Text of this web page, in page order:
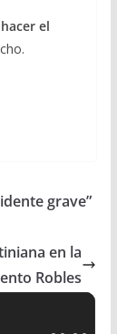
el
grave”
en la
Robles